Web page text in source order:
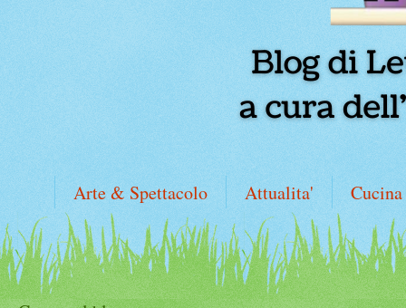
Arte & Spettacolo Attualita' Cucina